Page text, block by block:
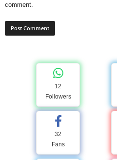
comment.
12
Followers
32
Fans